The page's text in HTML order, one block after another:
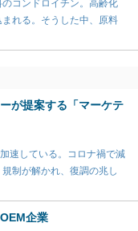
コンドロイチン。高齢化
れる。そうした中、原料
が提案する「マーケテ
速している。コロナ禍で減
制が解かれ、復調の兆し
企業